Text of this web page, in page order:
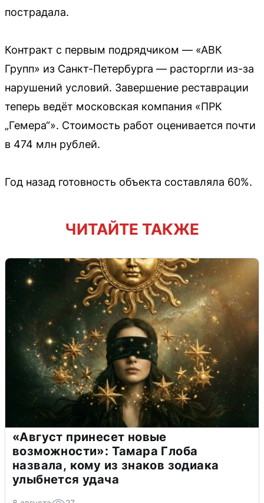
пострадала.
Контракт с первым подрядчиком — «АВК
Групп» из Санкт-Петербурга — расторгли из-за
нарушений условий. Завершение реставрации
теперь ведёт московская компания «ПРК
„Гемера“». Стоимость работ оценивается почти
в 474 млн рублей.
Год назад готовность объекта составляла 60%.
ЧИТАЙТЕ ТАКЖЕ
«Август принесет новые
возможности»: Тамара Глоба
назвала, кому из знаков зодиака
улыбнется удача